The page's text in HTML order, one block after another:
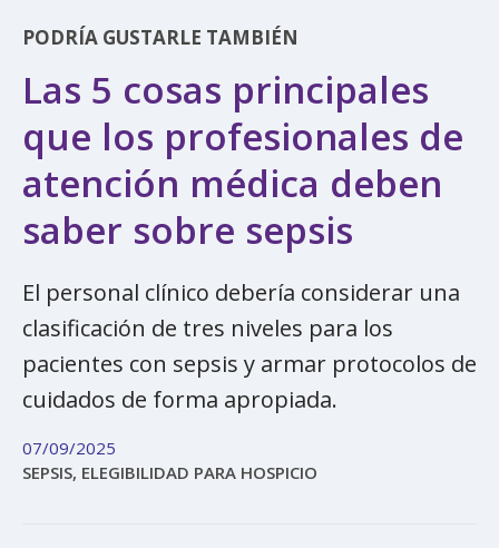
PODRÍA GUSTARLE TAMBIÉN
Las 5 cosas principales
que los profesionales de
atención médica deben
saber sobre sepsis
El personal clínico debería considerar una
clasificación de tres niveles para los
pacientes con sepsis y armar protocolos de
cuidados de forma apropiada.
07/09/2025
SEPSIS, ELEGIBILIDAD PARA HOSPICIO